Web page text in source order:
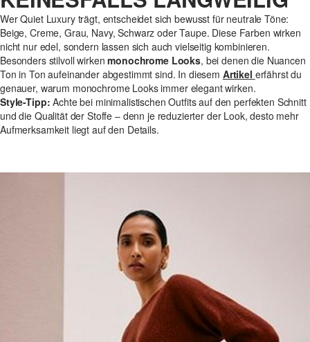
Wer Quiet Luxury trägt, entscheidet sich bewusst für neutrale Töne:
Beige, Creme, Grau, Navy, Schwarz oder Taupe. Diese Farben wirken
nicht nur edel, sondern lassen sich auch vielseitig kombinieren.
Besonders stilvoll wirkenmonochrome Looks, bei denen die Nuancen
Ton in Ton aufeinander abgestimmt sind. In diesem Artikel erfährst du
genauer, warum monochrome Looks immer elegant wirken.
Style-Tipp: Achte bei minimalistischen Outfits auf den perfekten Schnitt
und die Qualität der Stoffe – denn je reduzierter der Look, desto mehr
Aufmerksamkeit liegt auf den Details.